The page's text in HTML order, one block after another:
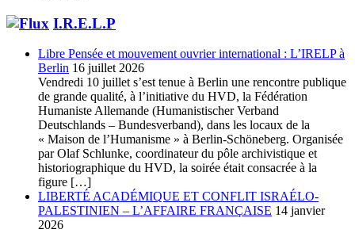
I.R.E.L.P
Libre Pensée et mouvement ouvrier international : L’IRELP à
Berlin 16 juillet 2026
Vendredi 10 juillet s’est tenue à Berlin une rencontre publique
de grande qualité, à l’initiative du HVD, la Fédération
Humaniste Allemande (Humanistischer Verband
Deutschlands – Bundesverband), dans les locaux de la
« Maison de l’Humanisme » à Berlin-Schöneberg. Organisée
par Olaf Schlunke, coordinateur du pôle archivistique et
historiographique du HVD, la soirée était consacrée à la
figure […]
LIBERTÉ ACADÉMIQUE ET CONFLIT ISRAÉLO-
PALESTINIEN – L’AFFAIRE FRANÇAISE 14 janvier
2026